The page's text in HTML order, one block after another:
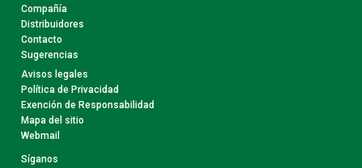
Compañía
Distribuidores
Contacto
Sugerencias
Avisos legales
Política de Privacidad
Exención de Responsabilidad
Mapa del sitio
Webmail
Síganos